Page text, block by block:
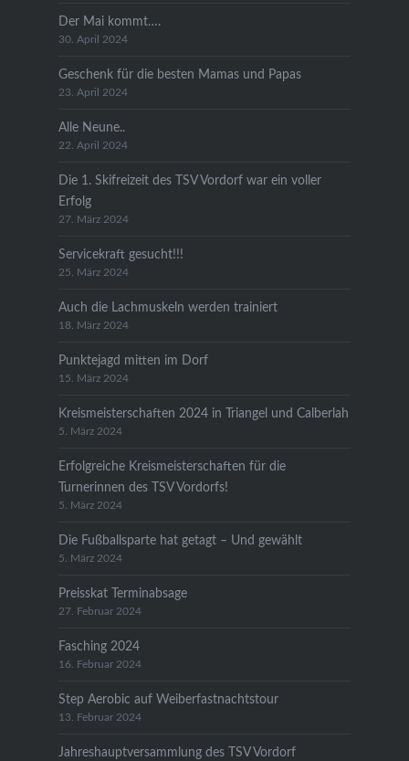
Der Mai kommt….
30. April 2024
Geschenk für die besten Mamas und Papas
23. April 2024
Alle Neune..
22. April 2024
Die 1. Skifreizeit des TSV Vordorf war ein voller
Erfolg
27. März 2024
Servicekraft gesucht!!!
25. März 2024
Auch die Lachmuskeln werden trainiert
18. März 2024
Punktejagd mitten im Dorf
15. März 2024
Kreismeisterschaften 2024 in Triangel und Calberlah
5. März 2024
Erfolgreiche Kreismeisterschaften für die
Turnerinnen des TSV Vordorfs!
5. März 2024
Die Fußballsparte hat getagt – Und gewählt
5. März 2024
Preisskat Terminabsage
27. Februar 2024
Fasching 2024
16. Februar 2024
Step Aerobic auf Weiberfastnachtstour
13. Februar 2024
Jahreshauptversammlung des TSV Vordorf